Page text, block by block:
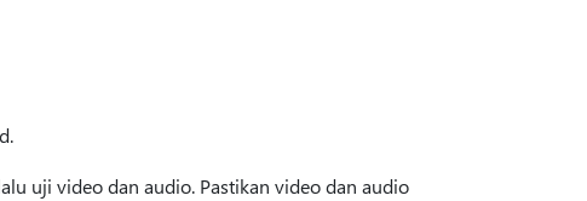
uji video dan audio. Pastikan video dan audio